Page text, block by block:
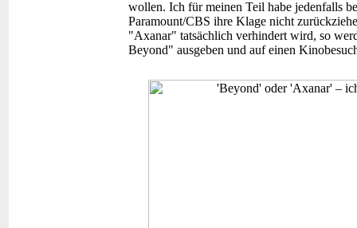
wollen. Ich für meinen Teil habe jedenfalls
Paramount/CBS ihre Klage nicht
"Axanar" tatsächlich verhindert wird, so
Beyond" ausgeben und auf einen